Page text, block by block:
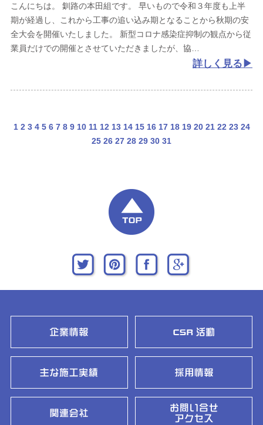
こんにちは。 釧路の本田組です。
早いもので令和３年度も上半
期が経過し、これから工事の追い込み期となることから秋期の安
全大会を開催いたしました。
新型コロナ感染症抑制の観点から従
業員だけでの開催とさせていただきましたが、協
詳しく見る
1 2 3 4 5 6 7 8 9 10 11 12 13 14 15 16 17 18 19 20 21 22 23 24
25 26 27 28 29 30 31